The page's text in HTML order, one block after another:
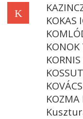
K
KOKAS
KOZMA